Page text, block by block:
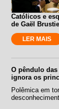
Católicos e
de Gaël
LER MAIS
O pêndulo
ignora os
Polêmica em